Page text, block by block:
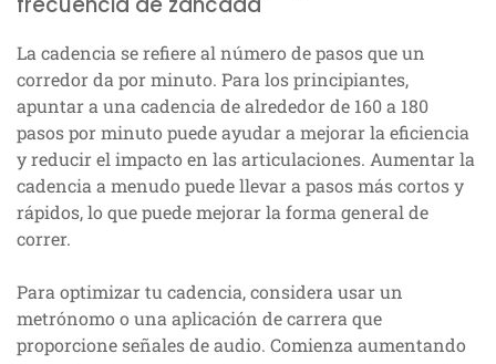
La cadencia se refiere al número de pasos que un
corredor da por minuto. Para los principiantes,
apuntar a una cadencia de alrededor de 160 a 180
pasos por minuto puede ayudar a mejorar la eficiencia
y reducir el impacto en las articulaciones. Aumentar la
cadencia a menudo puede llevar a pasos más cortos y
rápidos, lo que puede mejorar la forma general de
correr.
Para optimizar tu cadencia, considera usar un
metrónomo o una aplicación de carrera que
proporcione señales de audio. Comienza aumentando